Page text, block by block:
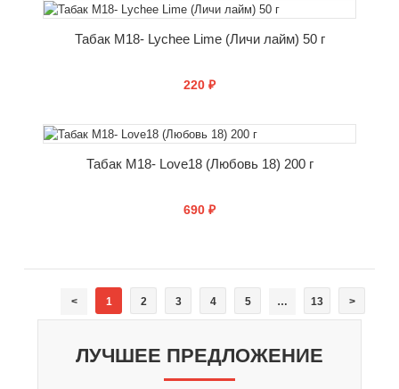
КУПИТЬ
Табак M18- Lychee Lime (Личи лайм) 50 г
220 ₽
КУПИТЬ
Табак M18- Love18 (Любовь 18) 200 г
690 ₽
< 1 2 3 4 5 … 13 >
ЛУЧШЕЕ ПРЕДЛОЖЕНИЕ